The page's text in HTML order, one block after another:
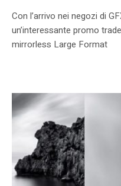
Con l’arrivo nei negozi di
un’interessante promo
mirrorless Large Format